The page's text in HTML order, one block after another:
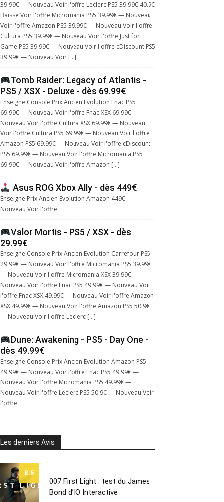
39.99€ — Nouveau Voir l'offre Leclerc PS5 39.99€ 40.9€
Baisse Voir l'offre Micromania PS5 39.99€ — Nouveau
Voir l'offre Amazon PS5 39.99€ — Nouveau Voir l'offre
Cultura PS5 39.99€ — Nouveau Voir l'offre Just for
Game PS5 39.99€ — Nouveau Voir l'offre cDiscount PS5
39.99€ — Nouveau Voir […]
Tomb Raider: Legacy of Atlantis -
PS5 / XSX - Deluxe - dès 69.99€
Enseigne Console Prix Ancien Evolution Fnac PS5
69.99€ — Nouveau Voir l'offre Fnac XSX 69.99€ —
Nouveau Voir l'offre Cultura XSX 69.99€ — Nouveau
Voir l'offre Cultura PS5 69.99€ — Nouveau Voir l'offre
Amazon PS5 69.99€ — Nouveau Voir l'offre cDiscount
PS5 69.99€ — Nouveau Voir l'offre Micromania PS5
69.99€ — Nouveau Voir l'offre Amazon […]
Asus ROG Xbox Ally - dès 449€
Enseigne Prix Ancien Evolution Amazon 449€ —
Nouveau Voir l'offre
Valor Mortis - PS5 / XSX - dès
29.99€
Enseigne Console Prix Ancien Evolution Carrefour PS5
29.99€ — Nouveau Voir l'offre Micromania PS5 39.99€
— Nouveau Voir l'offre Micromania XSX 39.99€ —
Nouveau Voir l'offre Fnac PS5 49.99€ — Nouveau Voir
l'offre Fnac XSX 49.99€ — Nouveau Voir l'offre Amazon
XSX 49.99€ — Nouveau Voir l'offre Amazon PS5 50.9€
— Nouveau Voir l'offre Leclerc […]
Dune: Awakening - PS5 - Day One -
dès 49.99€
Enseigne Console Prix Ancien Evolution Amazon PS5
49.99€ — Nouveau Voir l'offre Fnac PS5 49.99€ —
Nouveau Voir l'offre Micromania PS5 49.99€ —
Nouveau Voir l'offre Leclerc PS5 50.9€ — Nouveau Voir
l'offre
Les derniers Avis
8.5
007 First Light : test du James
Bond d’IO Interactive